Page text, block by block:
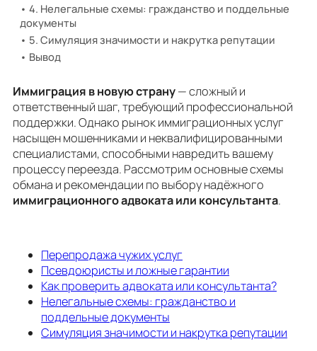
4. Нелегальные схемы: гражданство и поддельные
документы
5. Симуляция значимости и накрутка репутации
Вывод
​Иммиграция в новую страну— сложный и
ответственный шаг, требующий профессиональной
поддержки. Однако рынок иммиграционных услуг
насыщен мошенниками и неквалифицированными
специалистами, способными навредить вашему
процессу переезда. Рассмотрим основные схемы
обмана и рекомендации по выбору надёжного
иммиграционного адвоката или консультанта.​
Перепродажа чужих услуг
Псевдоюристы и ложные гарантии
Как проверить адвоката или консультанта?
Нелегальные схемы: гражданство и
поддельные документы
Симуляция значимости и накрутка репутации